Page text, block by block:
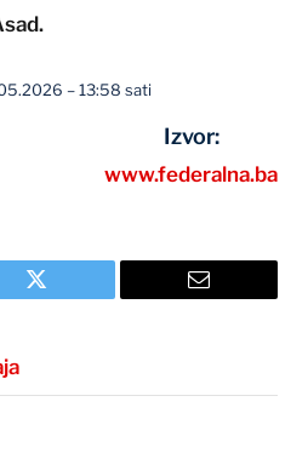
– 13:58 sati
Izvor:
www.federalna.ba
Twitter Email